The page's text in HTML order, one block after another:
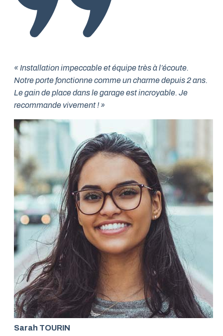
« Installation impeccable et équipe très à l’écoute.
Notre porte fonctionne comme un charme depuis 2 ans.
Le gain de place dans le garage est incroyable. Je
recommande vivement ! »
Sarah TOURIN